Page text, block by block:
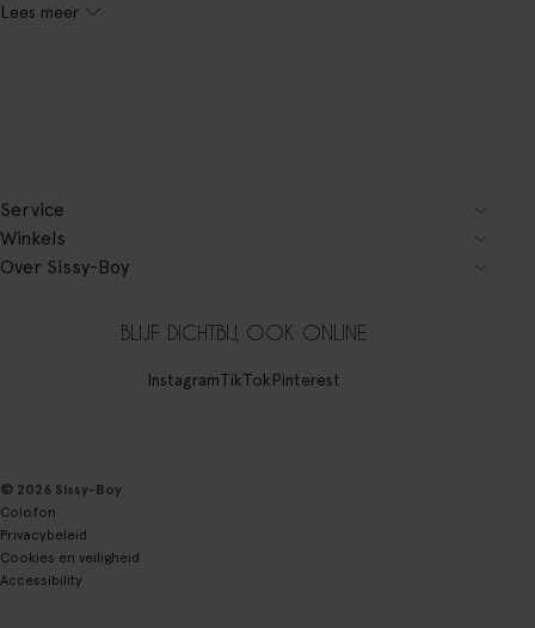
Lees meer
Service
Winkels
Over Sissy-Boy
BLIJF DICHTBIJ, OOK ONLINE
InstagramTikTokPinterest
© 2026 Sissy-Boy
Colofon
Privacybeleid
Cookies en veiligheid
Accessibility